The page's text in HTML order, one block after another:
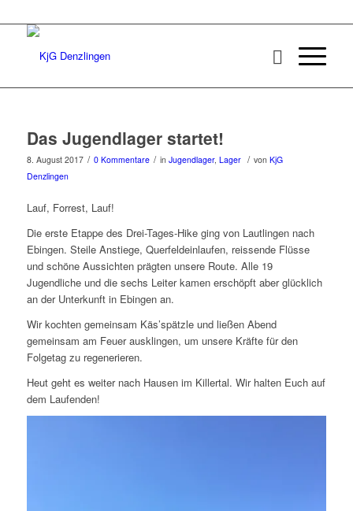
Das Jugendlager startet!
8. August 2017 / 0 Kommentare / in Jugendlager, Lager / von KjG
Denzlingen
Lauf, Forrest, Lauf!
Die erste Etappe des Drei-Tages-Hike ging von Lautlingen nach
Ebingen. Steile Anstiege, Querfeldeinlaufen, reissende Flüsse
und schöne Aussichten prägten unsere Route. Alle 19
Jugendliche und die sechs Leiter kamen erschöpft aber glücklich
an der Unterkunft in Ebingen an.
Wir kochten gemeinsam Käs’spätzle und ließen Abend
gemeinsam am Feuer ausklingen, um unsere Kräfte für den
Folgetag zu regenerieren.
Heut geht es weiter nach Hausen im Killertal. Wir halten Euch auf
dem Laufenden!